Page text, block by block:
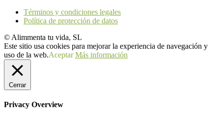
Términos y condiciones legales
Política de protección de datos
© Alimmenta tu vida, SL
Este sitio usa cookies para mejorar la experiencia de navegación y
uso de la web.Aceptar Más información
Cerrar
Privacy Overview